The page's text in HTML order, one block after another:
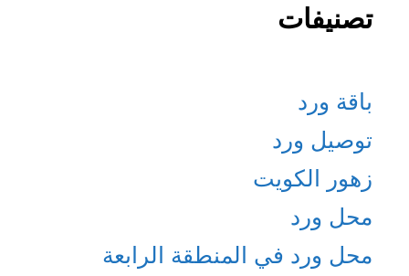
تصنيفات
باقة ورد
توصيل ورد
زهور الكويت
محل ورد
محل ورد في المنطقة الرابعة